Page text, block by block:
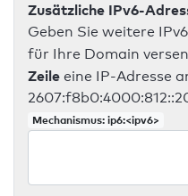
Zusätzliche IPv6-
Geben Sie weitere
für Ihre Domain
Zeile eine IP-Adresse
Mechanismus: ip6:<ipv6>